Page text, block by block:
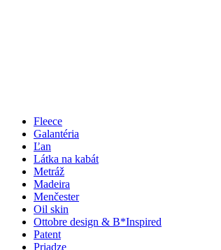
Fleece
Galantéria
Ľan
Látka na kabát
Metráž
Madeira
Menčester
Oil skin
Ottobre design & B*Inspired
Patent
Priadze